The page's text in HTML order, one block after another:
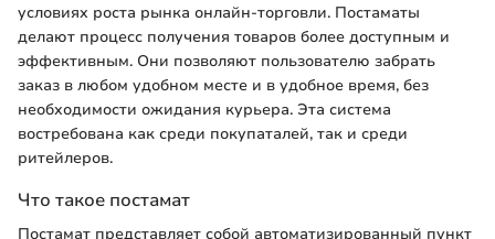
условиях роста рынка онлайн-торговли. Постаматы
делают процесс получения товаров более доступным и
эффективным. Они позволяют пользователю забрать
заказ в любом удобном месте и в удобное время, без
необходимости ожидания курьера. Эта система
востребована как среди покупаталей, так и среди
ритейлеров.
Что такое постамат
Постамат представляет собой автоматизированный пункт